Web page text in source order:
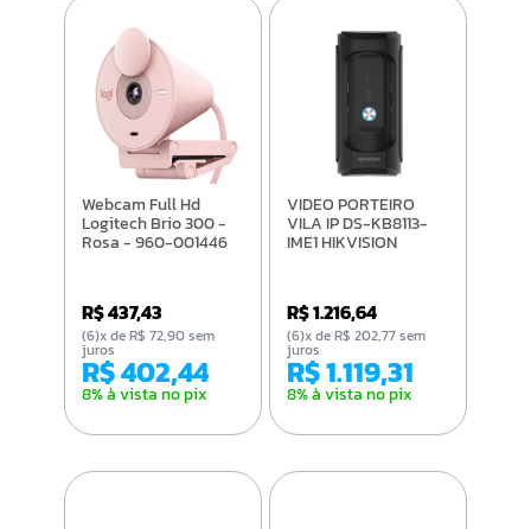
Webcam Full Hd
Logitech Brio 300 -
Rosa - 960-001446
R$ 437,43
R$ 402,44
8% à vista no pix
(6)x de R$ 72,90 sem
juros
VIDEO PORTEIRO
VILA IP DS-KB8113-
IME1 HIKVISION
R$ 1.216,64
R$ 1.119,31
8% à vista no pix
(6)x de R$ 202,77 sem
juros